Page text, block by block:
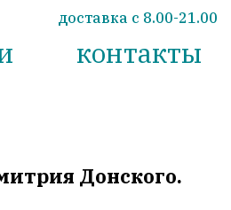
доставка с 8.00-21.00
контакты
Донского.